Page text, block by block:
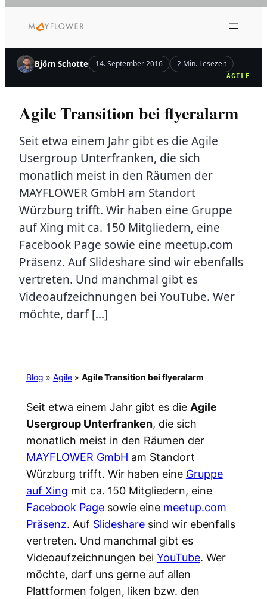
Inhalt
Björn Schotte 14. September 2016 2 Min. Lesezeit
AGILE
Agile Transition bei flyeralarm
Seit etwa einem Jahr gibt es die Agile
Usergroup Unterfranken, die sich
monatlich meist in den Räumen der
MAYFLOWER GmbH am Standort
Würzburg trifft. Wir haben eine Gruppe
auf Xing mit ca. 150 Mitgliedern, eine
Facebook Page sowie eine meetup.com
Präsenz. Auf Slideshare sind wir ebenfalls
vertreten. Und manchmal gibt es
Videoaufzeichnungen bei YouTube. Wer
möchte, darf […]
Blog » Agile» Agile Transition bei flyeralarm
Seit etwa einem Jahr gibt es die Agile
Usergroup Unterfranken, die sich
monatlich meist in den Räumen der
MAYFLOWER GmbH am Standort
Würzburg trifft. Wir haben eine Gruppe
auf Xing mit ca. 150 Mitgliedern, eine
Facebook Pagesowie eine meetup.com
Präsenz. Auf Slidesharesind wir ebenfalls
vertreten. Und manchmal gibt es
Videoaufzeichnungen bei YouTube. Wer
möchte, darf uns gerne auf allen
Plattformen folgen, liken bzw. den